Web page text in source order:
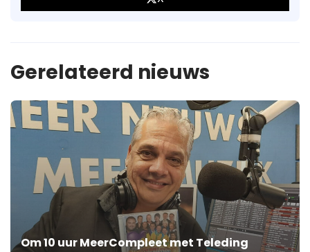
Gerelateerd nieuws
Om 10 uur MeerCompleet met Teleding